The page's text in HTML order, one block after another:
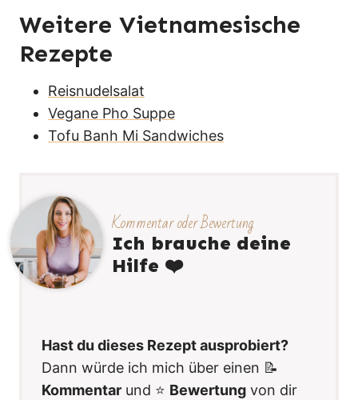
Weitere Vietnamesische
Rezepte
Reisnudelsalat
Vegane Pho Suppe
Tofu Banh Mi Sandwiches
Kommentar oder Bewertung
Ich brauche deine
Hilfe ❤️
Hast du dieses Rezept ausprobiert?
Dann würde ich mich über einen 📝
Kommentar und ⭐️ Bewertung von dir